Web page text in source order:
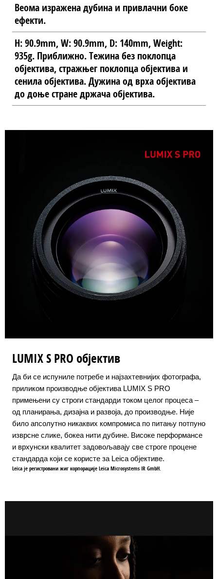
Веома изражена дубина и привлачни боке
ефекти.
H: 90.9mm, W: 90.9mm, D: 140mm, Weight:
935g. Приближно. Тежина без поклопца
објектива, стражњег поклопца објектива и
сенила објектива. Дужина од врха објектива
до доње стране држача објектива.
LUMIX S PRO објектив
Да би се испуниле потребе и најзахтевнијих фотографа,
приликом производње објектива LUMIX S PRO
примењени су строги стандарди током целог процеса –
од планирања, дизајна и развоја, до производње. Није
било апсолутно никаквих компромиса по питању потпуно
изврсне слике, бокеа нити дубине. Високе перформансе
и врхунски квалитет задовољавају све строге процене
стандарда који се користе за Leica објективе.
Leica је регистровани жиг корпорације Leica Microsystems IR GmbH.